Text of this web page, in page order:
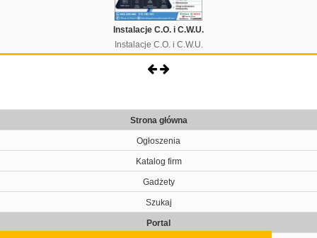
Instalacje C.O. i C.W.U.
Instalacje C.O. i C.W.U.
Strona główna
Ogłoszenia
Katalog firm
Gadżety
Szukaj
Portal